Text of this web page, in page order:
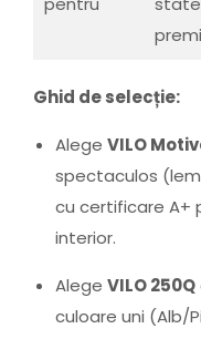
Ghid de selecție:
Alege VILO
spectaculos
cu certificare A+
interior.
Alege VILO 250Q
culoare uni (Alb/